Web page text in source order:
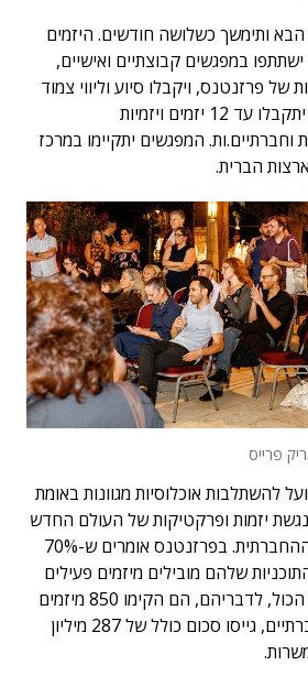
ותימשך כשלושה חודשים. היזמים
ישתתפו במפגשים קבוצתיים ואישיים,
של פרזנטנס, ויקבלו סיוע וליווי צמוד
במגוון תחומים. לתוכנית יתקבלו עד 12 יזמים ויזמיות
וחברתיים.ות. המפגשים יתקיימו במרכז
הברית.
פרייס
להשתלבות אוכלוסיות מגוונות באומת
יזמות ופרקטיקות של העולם החדש
לפריפריה הגיאוגרפית וההחברתית. בפרזנטנס אומרים ש-70%
שלהם מובילים מיזמים פעילים
או שיפרו תעסוקה. בסך הכול, לדבריהם, הם הקימו 850 מיזמים
טכנולוגיים, עסקיים וחברתיים, גייסו סכום כולל של 287 מיליון